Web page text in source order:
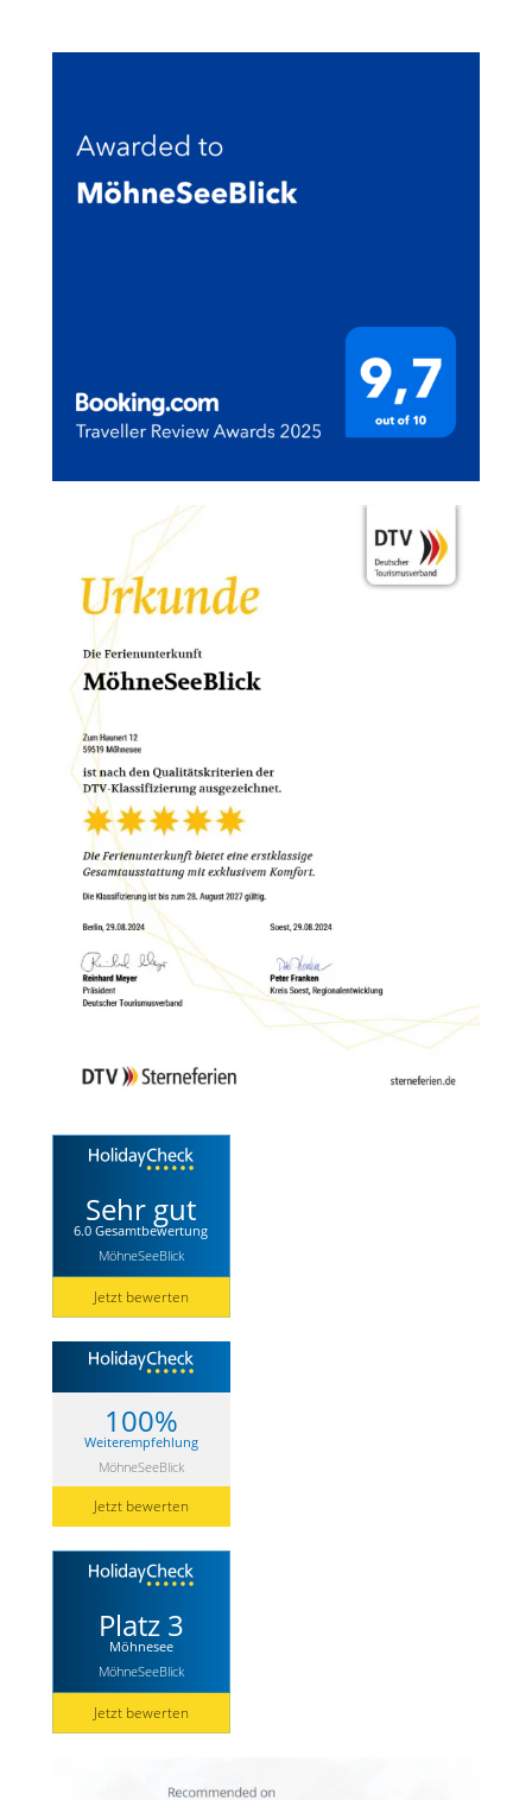
Sehr gut
6.0 Gesamtbewertung
MöhneSeeBlick
Jetzt bewerten
100%
Weiterempfehlung
MöhneSeeBlick
Jetzt bewerten
Platz 3
Möhnesee
MöhneSeeBlick
Jetzt bewerten